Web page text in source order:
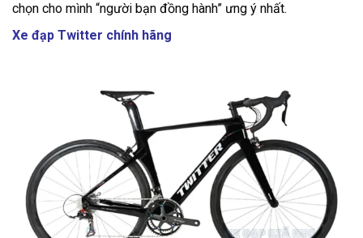
chọn cho mình “người bạn đồng hành” ưng ý nhất.
Xe đạp Twitter chính hãng